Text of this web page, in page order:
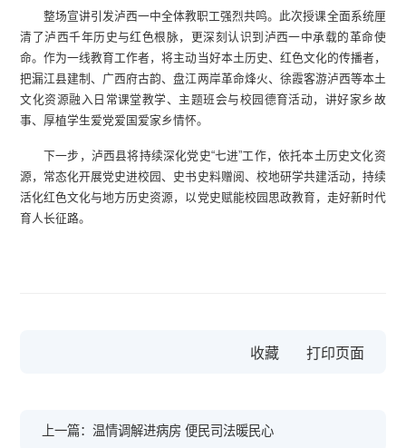
整场宣讲引发泸西一中全体教职工强烈共鸣。此次授课全面系统厘
清了泸西千年历史与红色根脉，更深刻认识到泸西一中承载的革命使
命。作为一线教育工作者，将主动当好本土历史、红色文化的传播者，
把漏江县建制、广西府古韵、盘江两岸革命烽火、徐霞客游泸西等本土
文化资源融入日常课堂教学、主题班会与校园德育活动，讲好家乡故
事、厚植学生爱党爱国爱家乡情怀。
下一步，泸西县将持续深化党史“七进”工作，依托本土历史文化资
源，常态化开展党史进校园、史书史料赠阅、校地研学共建活动，持续
活化红色文化与地方历史资源，以党史赋能校园思政教育，走好新时代
育人长征路。
收藏
上一篇：温情调解进病房 便民司法暖民心